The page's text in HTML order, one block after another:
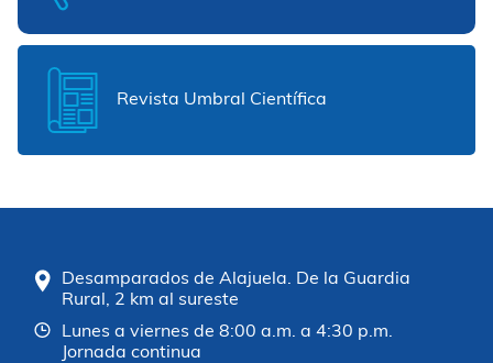
Revista Umbral Científica
Desamparados de Alajuela. De la Guardia
Rural, 2 km al sureste
Lunes a viernes de 8:00 a.m. a 4:30 p.m.
Jornada continua